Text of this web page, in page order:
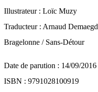
Illustrateur : Loïc Muzy
Traducteur : Arnaud Demaegd
Bragelonne / Sans-Détour
Date de parution : 14/09/2016
ISBN : 9791028100919